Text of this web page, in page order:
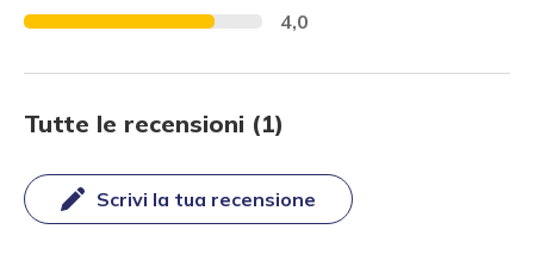
4,0
Tutte le recensioni (1)
Scrivi la tua recensione